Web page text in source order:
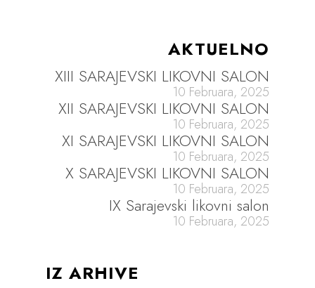
AKTUELNO
XIII SARAJEVSKI LIKOVNI SALON
10 Februara, 2025
XII SARAJEVSKI LIKOVNI SALON
10 Februara, 2025
XI SARAJEVSKI LIKOVNI SALON
10 Februara, 2025
X SARAJEVSKI LIKOVNI SALON
10 Februara, 2025
IX Sarajevski likovni salon
10 Februara, 2025
IZ ARHIVE